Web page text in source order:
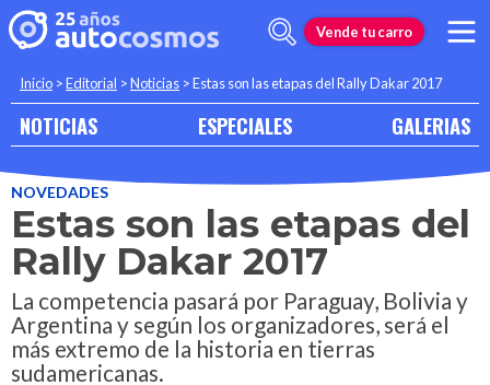
Vende tu carro
Inicio >Editorial >Noticias >Estas son las etapas del Rally Dakar 2017
NOTICIAS ESPECIALES GALERIAS
NOVEDADES
Estas son las etapas del
Rally Dakar 2017
La competencia pasará por Paraguay, Bolivia y
Argentina y según los organizadores, será el
más extremo de la historia en tierras
sudamericanas.